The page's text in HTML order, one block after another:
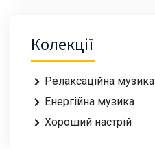
Колекції
Релаксаційна музика
Енергійна музика
Хороший настрій